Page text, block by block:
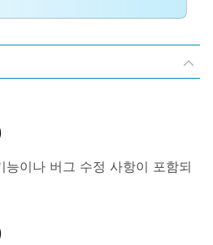
이나 버그 수정 사항이 포함되